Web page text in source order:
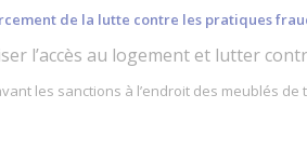
de la lutte contre les pratiques
l’accès au logement et lutter
les sanctions à l’endroit des meublés